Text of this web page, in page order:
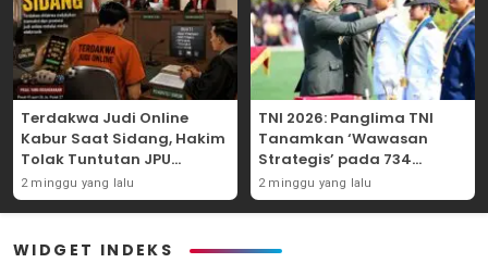
Terdakwa Judi Online
Kabur Saat Sidang, Hakim
Tolak Tuntutan JPU
Tanjung Perak karena
Gagal Hadirkan Hartono
2 minggu yang lalu
TNI 2026: Panglima TNI
Tanamkan ‘Wawasan
Strategis’ pada 734
Perwira Baru, Tekankan
Netralitas dan Integritas
2 minggu yang lalu
WIDGET INDEKS